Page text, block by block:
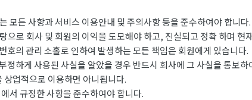
모든 사항과 서비스 이용안내 및 주의사항 등을 준수하여야 합니다.
으로 회사 및 회원의 이익을 도모해야 하고, 진실되고 정확 하며 현
의 관리 소홀로 인하여 발생하는 모든 책임은 회원에게 있습니다.
하게 사용된 사실을 알았을 경우 반드시 회사에 그 사실을 통보하
업적으로 이용하면 아니됩니다.
서 규정한 사항을 준수하여야 합니다.